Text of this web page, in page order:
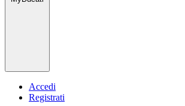
Accedi
Registrati